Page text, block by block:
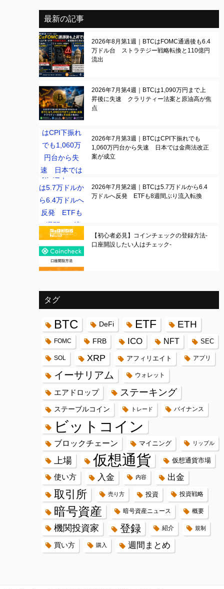
最新の記事
2026年8月第1週｜BTCはFOMC通過後も6.4
万ドル台 ストラテジー戦略転換と110億円
流出
2026年7月第4週｜BTCは1,090万円まで上
昇後に失速 クラリティー法案と原油高が焦
点
2026年7月第3週｜BTCはCPI下振れでも
1,060万円台から失速 日本では金商法改正
案が成立
2026年7月第2週｜BTCは5.7万ドルから6.4
万ドルへ反発 ETFも8週間ぶり流入転換
【初心者必見】コインチェックの登録方法-
口座開設したい人はチェック-
タグ
BTC DeFi ETF ETH
FOMC FRB ICO NFT SEC
SOL XRP アフィリエイト アプリ
イーサリアム ウォレット
エアドロップ ステーキング
ステーブルコイン トレード バイナンス
ビットコイン
ブロックチェーン マイニング リップル
上場 仮想通貨 仮想通貨市場
使い方 入金 内容 出金
取引所 売り方 投資 投資戦略
暗号資産 暗号資産ニュース 概要
機関投資家 登録 紹介 規制
買い方 購入 週間まとめ